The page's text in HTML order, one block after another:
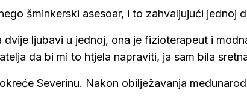
šminkerski asesoar, i to zahvaljujući jednoj
ljubavi u jednoj, ona je fizioterapeut i
da bi mi to htjela napraviti, ja sam bila
Severinu. Nakon obilježavanja